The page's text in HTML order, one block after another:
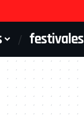
festivales